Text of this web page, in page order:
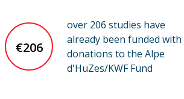
€206
over 206 studies have
already been funded with
donations to the Alpe
d'HuZes/KWF Fund